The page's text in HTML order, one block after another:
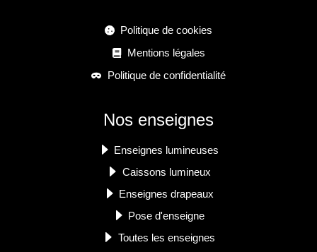
Politique de cookies
Mentions légales
Politique de confidentialité
Nos enseignes
Enseignes lumineuses
Caissons lumineux
Enseignes drapeaux
Pose d'enseigne
Toutes les enseignes